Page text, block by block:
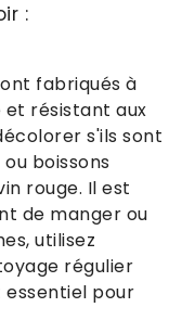
:
fabriqués à
résistant aux
s'ils sont
boissons
rouge. Il est
de manger ou
utilisez
régulier
pour